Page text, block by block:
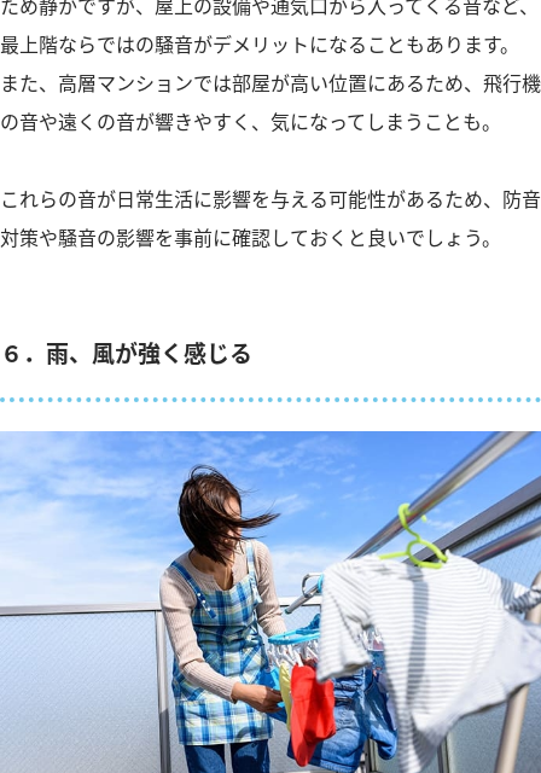
最上階ならではの騒音がデメリットになることもあります。
また、高層マンションでは部屋が高い位置にあるため、飛行機
の音や遠くの音が響きやすく、気になってしまうことも。
これらの音が日常生活に影響を与える可能性があるため、防音
対策や騒音の影響を事前に確認しておくと良いでしょう。
６．雨、風が強く感じる